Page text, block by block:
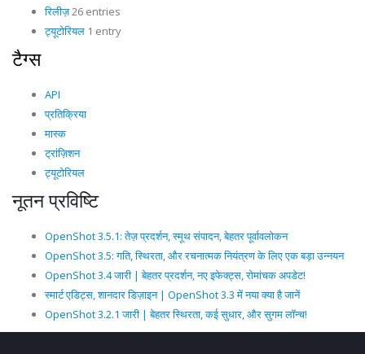
रिलीज़26 entries
ट्यूटोरियल 1 entry
टैग्स
API
प्रतिक्रिया
मास्क
ट्रांज़िशन
ट्यूटोरियल
नूतन प्रविष्टि
OpenShot 3.5.1: तेज़ प्रदर्शन, स्मूथ संपादन, बेहतर पूर्वावलोकन
OpenShot 3.5: गति, स्थिरता, और रचनात्मक नियंत्रण के लिए एक बड़ा उन्नयन
OpenShot 3.4 जारी | बेहतर प्रदर्शन, नए इफेक्ट्स, रोमांचक अपडेट!
स्मार्ट एडिट्स, शानदार डिज़ाइन | OpenShot 3.3 में नया क्या है जानें
OpenShot 3.2.1 जारी | बेहतर स्थिरता, कई सुधार, और सुगम लॉन्च!